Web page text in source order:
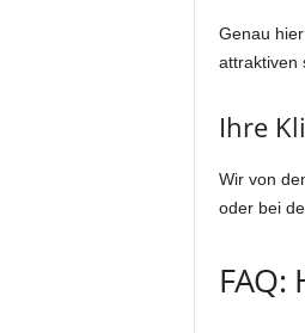
Genau
attraktiven
Ihre
Wir von
oder bei
FAQ: